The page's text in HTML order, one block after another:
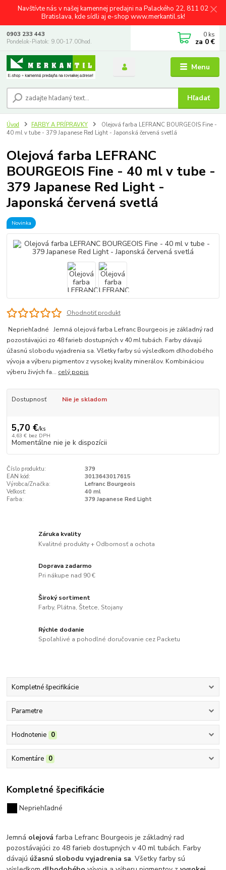
Navštívte nás v našej kamennej predajni na Palackého 22, 811 02
Bratislava, kde sídli aj e-shop www.merkantil.sk!
Menu
Hľadať
0903 233 443
Pondelok-Piatok: 9.00-17.00hod.
0 ks
za 0 €
Úvod FARBY A PRÍPRAVKY
Olejová farba LEFRANC BOURGEOIS Fine -
40 ml v tube - 379 Japanese Red Light - Japonská červená svetlá
Olejová farba LEFRANC
BOURGEOIS Fine - 40 ml v tube -
379 Japanese Red Light -
Japonská červená svetlá
Novinka
Ohodnotiť produkt
Nepriehľadné Jemná olejová farba Lefranc Bourgeois je základný rad
pozostávajúci zo 48 farieb dostupných v 40 ml tubách. Farby dávajú
úžasnú slobodu vyjadrenia sa. Všetky farby sú výsledkom dlhodobého
vývoja a výberu pigmentov z vysokej kvality minerálov. Kombináciou
výberu živých fa... celý popis
Dostupnosť Nie je skladom
5,70 €/ks
4,63 € bez DPH
Momentálne nie je k dispozícii
Číslo produktu:
379
EAN kód:
3013643017615
Výrobca/Značka:
Lefranc Bourgeois
Veľkosť:
40 ml
Farba:
379 Japanese Red Light
Záruka kvality
Kvalitné produkty + Odbornosť a ochota
Doprava zadarmo
Pri nákupe nad 90 €
Široký sortiment
Farby, Plátna, Štetce, Stojany
Rýchle dodanie
Spoľahlivé a pohodlné doručovanie cez Packetu
Kompletné špecifikácie
Parametre
Hodnotenie 0
Komentáre 0
Kompletné špecifikácie
Nepriehľadné
Jemná olejováfarba Lefranc Bourgeois je základný rad
pozostávajúci zo 48 farieb dostupných v 40 ml tubách. Farby
dávajú úžasnú slobodu vyjadrenia sa.Všetky farby sú